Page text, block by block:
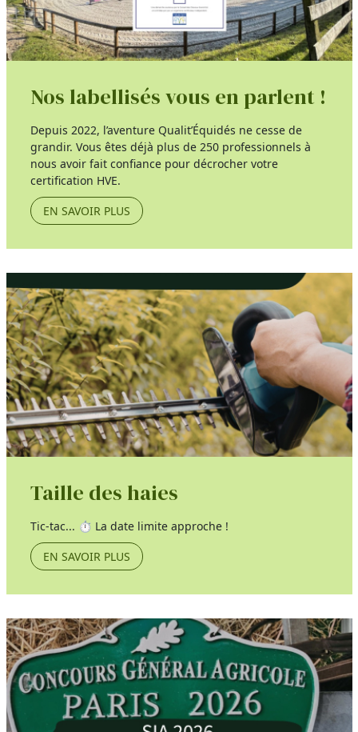
Nos labellisés vous en parlent !
Depuis 2022, l’aventure Qualit’Équidés ne cesse de
grandir. Vous êtes déjà plus de 250 professionnels à
nous avoir fait confiance pour décrocher votre
certification HVE.
EN SAVOIR PLUS
Taille des haies
Tic-tac... ⏱️ La date limite approche !
EN SAVOIR PLUS